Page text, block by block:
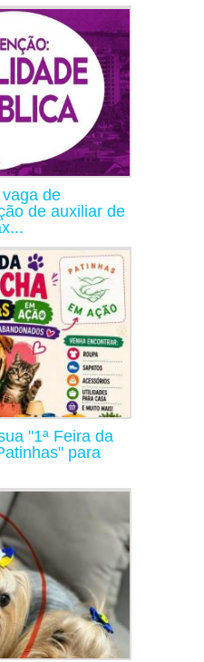
de
de auxiliar de
"1ª Feira da
para